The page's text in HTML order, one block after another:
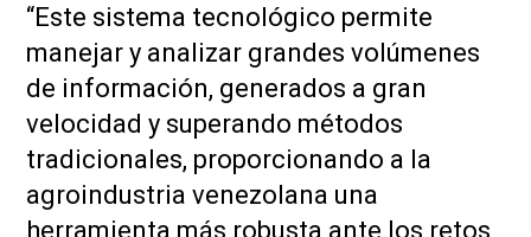
“Este sistema tecnológico permite
manejar y analizar grandes volúmenes
de información, generados a gran
velocidad y superando métodos
tradicionales, proporcionando a la
agroindustria venezolana una
herramienta más robusta ante los retos